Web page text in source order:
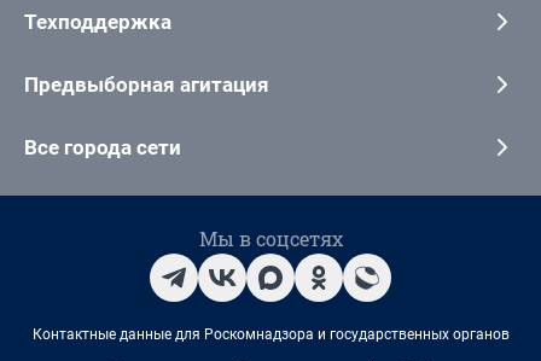
Техподдержка
Предвыборная агитация
Все города сети
Мы в соцсетях
Контактные данные для Роскомнадзора и государственных органов